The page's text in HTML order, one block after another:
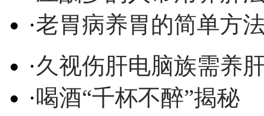
·老胃病养胃的简单方
·久视伤肝电脑族需养
·喝酒“千杯不醉”揭秘